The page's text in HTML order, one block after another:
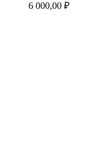
6 000,00 ₽